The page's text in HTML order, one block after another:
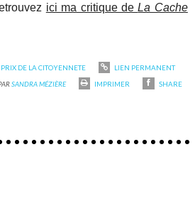
ici ma critique deLa Cache
PRIX DE LA CITOYENNETE
LIEN PERMANENT
SANDRA MÉZIÈRE IMPRIMER SHARE